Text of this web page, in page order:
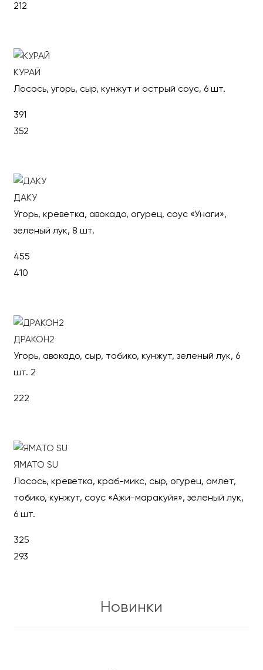
212
КУРАЙ
Лосось, угорь, сыр, кунжут и острый соус, 6 шт.
391
352
ДАКУ
Угорь, креветка, авокадо, огурец, соус «Унаги»,
зеленый лук, 8 шт.
455
410
ДРАКОН2
Угорь, авокадо, сыр, тобико, кунжут, зеленый лук, 6
шт. 2
222
ЯМАТО SU
Лосось, креветка, краб-микс, сыр, огурец, омлет,
тобико, кунжут, соус «Ажи-маракуйя», зеленый лук,
6 шт.
325
293
Новинки